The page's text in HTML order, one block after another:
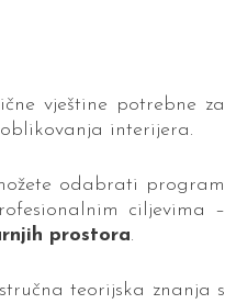
vještine potrebne za
interijera.
odabrati program
ciljevima –
prostora.
teorijska znanja s